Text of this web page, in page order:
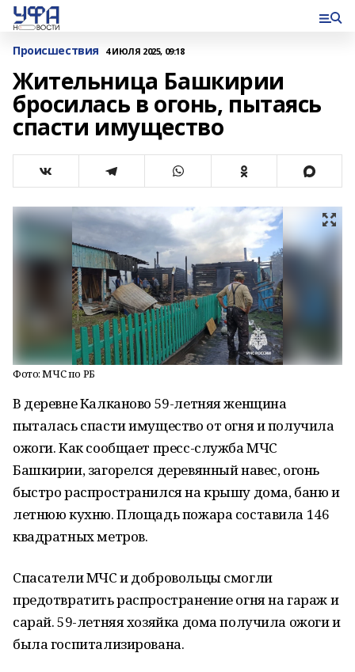
Происшествия 4 ИЮЛЯ 2025, 09:18
Жительница Башкирии
бросилась в огонь, пытаясь
спасти имущество
Фото: МЧС по РБ
В деревне Калканово 59-летняя женщина
пыталась спасти имущество от огня и получила
ожоги. Как сообщает пресс-служба МЧС
Башкирии, загорелся деревянный навес, огонь
быстро распространился на крышу дома, баню и
летнюю кухню. Площадь пожара составила 146
квадратных метров.
Спасатели МЧС и добровольцы смогли
предотвратить распространение огня на гараж и
сарай. 59-летняя хозяйка дома получила ожоги и
была госпитализирована.